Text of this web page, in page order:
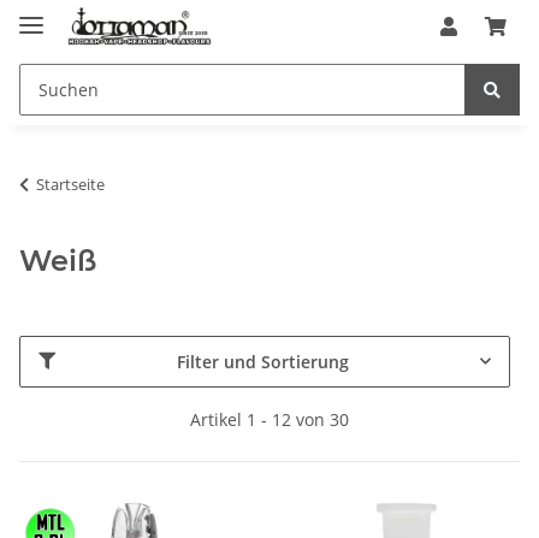
Startseite
Weiß
Filter und Sortierung
Artikel 1 - 12 von 30